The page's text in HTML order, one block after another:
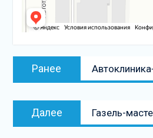
Навигация
Ранее
Предыдущая
запись:
Далее
Следующая
запись
Газель-